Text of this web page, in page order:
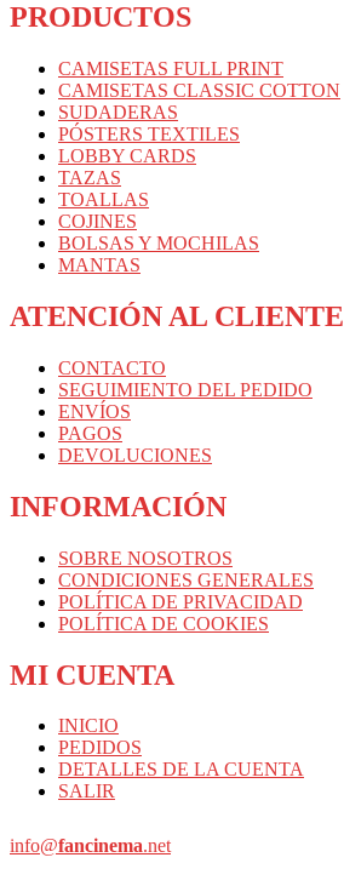
PRODUCTOS
CAMISETAS FULL PRINT
CAMISETAS CLASSIC COTTON
SUDADERAS
PÓSTERS TEXTILES
LOBBY CARDS
TAZAS
TOALLAS
COJINES
BOLSAS Y MOCHILAS
MANTAS
ATENCIÓN AL CLIENTE
CONTACTO
SEGUIMIENTO DEL PEDIDO
ENVÍOS
PAGOS
DEVOLUCIONES
INFORMACIÓN
SOBRE NOSOTROS
CONDICIONES GENERALES
POLÍTICA DE PRIVACIDAD
POLÍTICA DE COOKIES
MI CUENTA
INICIO
PEDIDOS
DETALLES DE LA CUENTA
SALIR
info@fancinema.net